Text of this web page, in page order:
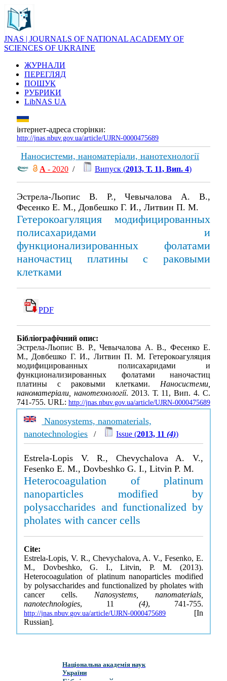
JNAS | JOURNALS OF NATIONAL ACADEMY OF
SCIENCES OF UKRAINE
ЖУРНАЛИ
ПЕРЕГЛЯД
ПОШУК
РУБРИКИ
LibNAS UA
інтернет-адреса сторінки:
http://jnas.nbuv.gov.ua/article/UJRN-0000475689
Наносистеми, наноматеріали, нанотехнології
А - 2020 / Випуск (2013, Т. 11, Вип. 4)
Эстрела-Льопис В. Р., Чевычалова А. В.,
Фесенко Е. М., Довбешко Г. И., Литвин П. М.
Гетерокоагуляция модифицированных
полисахаридами и
функционализированных фолатами
наночастиц платины с раковыми
клетками
PDF
Бібліографічний опис:
Эстрела-Льопис В. Р., Чевычалова А. В., Фесенко Е.
М., Довбешко Г. И., Литвин П. М. Гетерокоагуляция
модифицированных полисахаридами и
функционализированных фолатами наночастиц
платины с раковыми клетками. Наносистеми,
наноматеріали, нанотехнології. 2013. Т. 11, Вип. 4. С.
741-755. URL: http://jnas.nbuv.gov.ua/article/UJRN-0000475689
Nanosystems, nanomaterials,
nanotechnologies / Issue (2013, 11(4))
Estrela-Lopis V. R., Chevychalova A. V.,
Fesenko E. M., Dovbeshko G. I., Litvin P. M.
Heterocoagulation of platinum
nanoparticles modified by
polysaccharides and functionalized by
pholates with cancer cells
Cite:
Estrela-Lopis, V. R., Chevychalova, A. V., Fesenko, E.
M., Dovbeshko, G. I., Litvin, P. M. (2013).
Heterocoagulation of platinum nanoparticles modified
by polysaccharides and functionalized by pholates with
cancer cells. Nanosystems, nanomaterials,
nanotechnologies, 11 (4), 741-755.
http://jnas.nbuv.gov.ua/article/UJRN-0000475689 [In
Russian].
Національна академія наук
України